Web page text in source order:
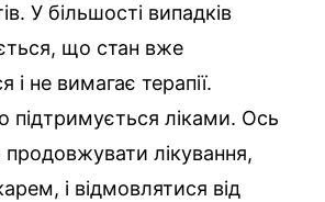
У більшості випадків
що стан вже
і не вимагає терапії.
підтримується ліками. Ось
лікування,
і відмовлятися від